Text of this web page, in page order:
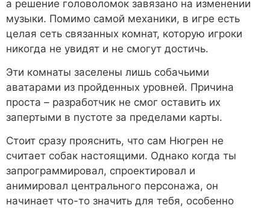
а решение головоломок завязано на изменении
музыки. Помимо самой механики, в игре есть
целая сеть связанных комнат, которую игроки
никогда не увидят и не смогут достичь.
Эти комнаты заселены лишь собачьими
аватарами из пройденных уровней. Причина
проста – разработчик не смог оставить их
запертыми в пустоте за пределами карты.
Стоит сразу прояснить, что сам Нюгрен не
считает собак настоящими. Однако когда ты
запрограммировал, спроектировал и
анимировал центрального персонажа, он
начинает что-то значить для тебя, особенно